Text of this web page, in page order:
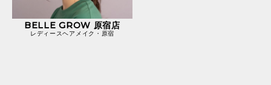
BELLE GROW 原宿店
レディースヘアメイク・原宿